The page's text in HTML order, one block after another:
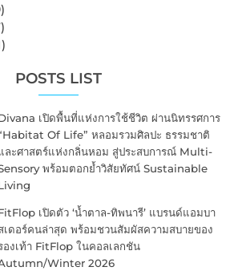
POSTS LIST
เปิดพื้นที่แห่งการใช้ชีวิต ผ่านนิทรรศการ
Of Life” หลอมรวมศิลปะ ธรรมชาติ
ละศาสตร์แห่งกลิ่นหอม สู่ประสบการณ์ Multi-
พร้อมตอกย้ำวิสัยทัศน์ Sustainable
เปิดตัว ‘น้ำตาล-ทิพนารี’ แบรนด์แอมบา
เดอร์คนล่าสุด พร้อมชวนสัมผัสความสบายของ
องเท้า FitFlop ในคอลเลกชัน
Winter 2026